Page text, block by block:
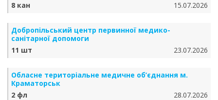
8 кан
15.07.2026
Добропільський центр первинної медико-
санітарної допомоги
11 шт
23.07.2026
Обласне територіальне медичне об’єднання м.
Краматорськ
2 фл
28.07.2026